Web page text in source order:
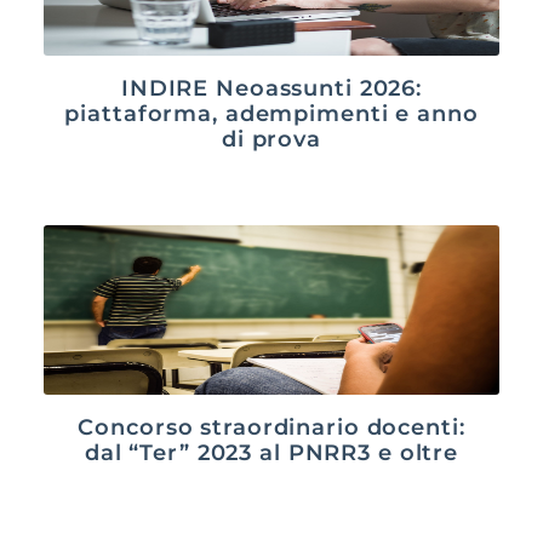
INDIRE Neoassunti 2026:
piattaforma, adempimenti e anno
di prova
Concorso straordinario docenti:
dal “Ter” 2023 al PNRR3 e oltre